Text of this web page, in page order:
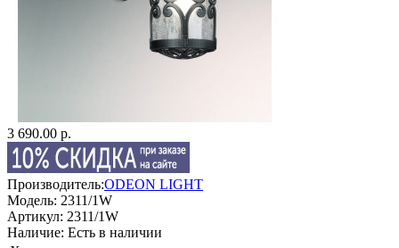
3 690.00 р.
Производитель:ODEON LIGHT
Модель: 2311/1W
Артикул: 2311/1W
Наличие: Есть в наличии